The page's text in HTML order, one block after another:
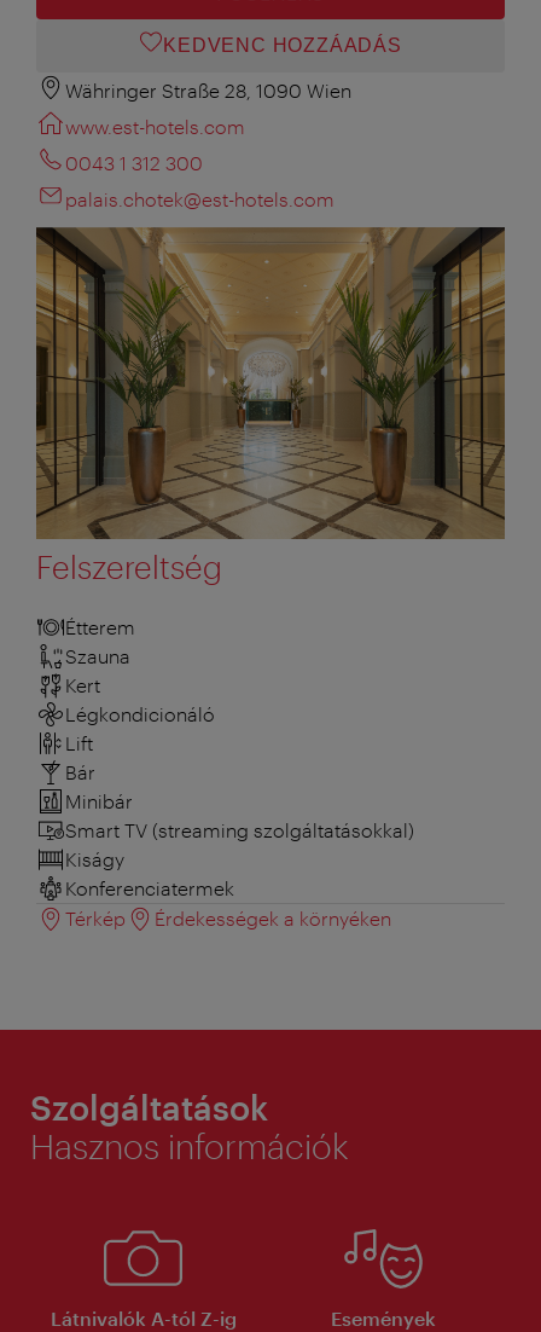
KEDVENC HOZZÁADÁS
Währinger Straße 28, 1090 Wien
www.est-hotels.com
0043 1 312 300
palais.chotek@est-hotels.com
Felszereltség
Étterem
Szauna
Kert
Légkondicionáló
Lift
Bár
Minibár
Smart TV (streaming szolgáltatásokkal)
Kiságy
Konferenciatermek
Térkép
Érdekességek a környéken
Szolgáltatások
Hasznos információk
Látnivalók A-tól Z-ig Események